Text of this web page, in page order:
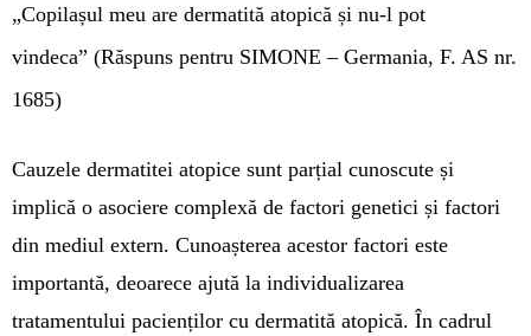
„Copilașul meu are dermatită atopică și nu-l pot
vindeca” (Răspuns pentru SIMONE – Germania, F. AS nr.
1685)
Cauzele dermatitei atopice sunt parțial cunoscute și
implică o asociere complexă de factori genetici și factori
din mediul extern. Cunoașterea acestor factori este
importantă, deoarece ajută la individualizarea
tratamentului pacienților cu dermatită atopică. În cadrul